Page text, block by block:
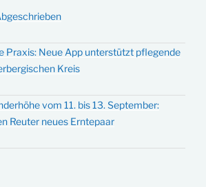
Praxis: Neue App unterstützt pflegende
Kreis
vom 11. bis 13. September:
Reuter neues Erntepaar